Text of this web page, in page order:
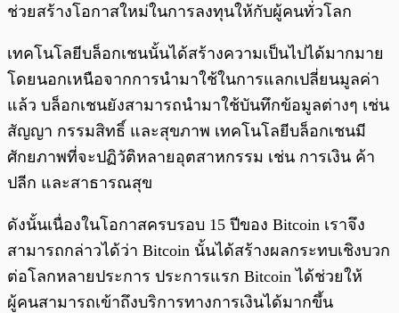
ช่วยสร้างโอกาสใหม่ในการลงทุนให้กับผู้คนทั่วโลก
เทคโนโลยีบล็อกเชนนั้นได้สร้างความเป็นไปได้มากมาย
โดยนอกเหนือจากการนำมาใช้ในการแลกเปลี่ยนมูลค่า
แล้ว บล็อกเชนยังสามารถนำมาใช้บันทึกข้อมูลต่างๆ เช่น
สัญญา กรรมสิทธิ์ และสุขภาพ เทคโนโลยีบล็อกเชนมี
ศักยภาพที่จะปฏิวัติหลายอุตสาหกรรม เช่น การเงิน ค้า
ปลีก และสาธารณสุข
ดังนั้นเนื่องในโอกาสครบรอบ 15 ปีของ Bitcoin เราจึง
สามารถกล่าวได้ว่า Bitcoin นั้นได้สร้างผลกระทบเชิงบวก
ต่อโลกหลายประการ ประการแรก Bitcoin ได้ช่วยให้
ผู้คนสามารถเข้าถึงบริการทางการเงินได้มากขึ้น